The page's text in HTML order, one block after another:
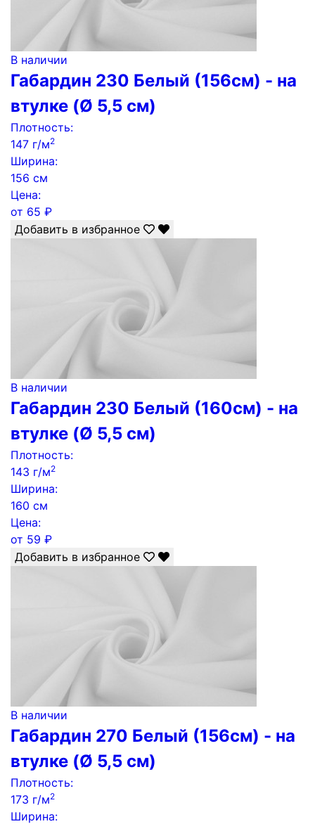
В наличии
Габардин 230 Белый (156см) - на
втулке (Ø 5,5 см)
Плотность:
147 г/м2
Ширина:
156 см
Цена:
от 65 ₽
Добавить в избранное
В наличии
Габардин 230 Белый (160см) - на
втулке (Ø 5,5 см)
Плотность:
143 г/м2
Ширина:
160 см
Цена:
от 59 ₽
Добавить в избранное
В наличии
Габардин 270 Белый (156см) - на
втулке (Ø 5,5 см)
Плотность:
173 г/м2
Ширина: